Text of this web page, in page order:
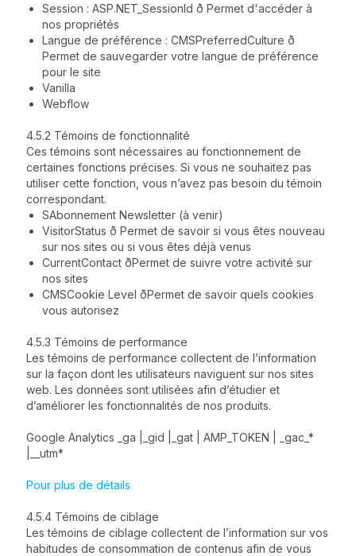
Session : ASP.NET_SessionId ð Permet d'accéder à
nos propriétés
Langue de préférence : CMSPreferredCulture ð
Permet de sauvegarder votre langue de préférence
pour le site
Vanilla
Webflow
4.5.2 Témoins de fonctionnalité
Ces témoins sont nécessaires au fonctionnement de
certaines fonctions précises. Si vous ne souhaitez pas
utiliser cette fonction, vous n’avez pas besoin du témoin
correspondant.
SAbonnement Newsletter (à venir)
VisitorStatus ð Permet de savoir si vous êtes nouveau
sur nos sites ou si vous êtes déjà venus
CurrentContact ðPermet de suivre votre activité sur
nos sites
CMSCookie Level ðPermet de savoir quels cookies
vous autorisez
4.5.3 Témoins de performance
Les témoins de performance collectent de l’information
sur la façon dont les utilisateurs naviguent sur nos sites
web. Les données sont utilisées afin d’étudier et
d’améliorer les fonctionnalités de nos produits.
Google Analytics _ga |_gid |_gat | AMP_TOKEN | _gac_*
|__utm*
Pour plus de détails
4.5.4 Témoins de ciblage
Les témoins de ciblage collectent de l’information sur vos
habitudes de consommation de contenus afin de vous